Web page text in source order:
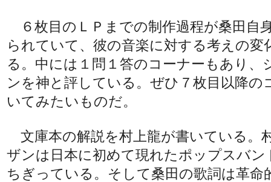
６枚目のＬＰまでの制作過程が桑田自
られていて、彼の音楽に対する考えの変
る。中には１問１答のコーナーもあり、
ンを神と評している。ぜひ７枚目以降の
いてみたいものだ。
文庫本の解説を村上龍が書いている。
ザンは日本に初めて現れたポップスバン
ちぎっている。そして桑田の歌詞は革命